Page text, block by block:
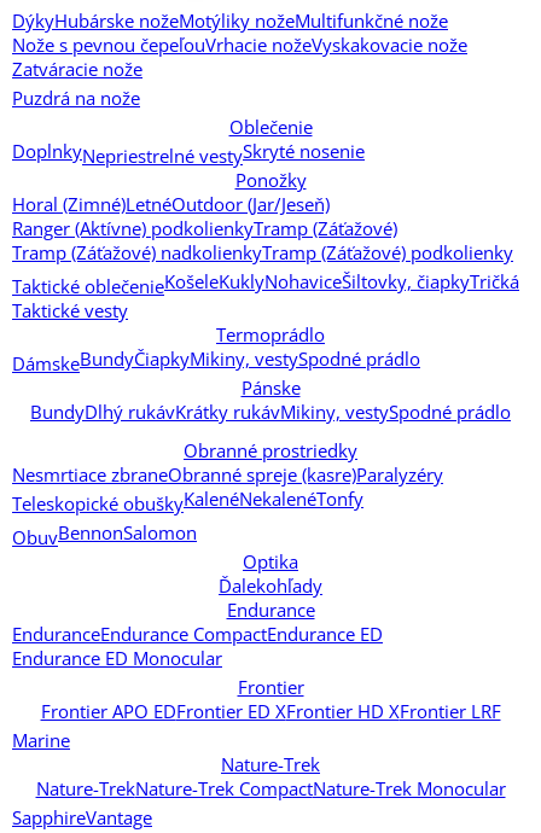
DýkyHubárske nožeMotýliky nožeMultifunkčné nože
Nože s pevnou čepeľouVrhacie nožeVyskakovacie nože
Zatváracie nože
Puzdrá na nože
Oblečenie
DoplnkyNepriestrelné vestySkryté nosenie
Ponožky
Horal (Zimné)LetnéOutdoor (Jar/Jeseň)
Ranger (Aktívne) podkolienkyTramp (Záťažové)
Tramp (Záťažové) nadkolienkyTramp (Záťažové) podkolienky
Taktické oblečenieKošeleKuklyNohaviceŠiltovky, čiapkyTričká
Taktické vesty
Termoprádlo
DámskeBundyČiapkyMikiny, vestySpodné prádlo
Pánske
BundyDlhý rukávKrátky rukávMikiny, vestySpodné prádlo
Obranné prostriedky
Nesmrtiace zbraneObranné spreje (kasre)Paralyzéry
Teleskopické obuškyKalenéNekalenéTonfy
ObuvBennonSalomon
Optika
Ďalekohľady
Endurance
EnduranceEndurance CompactEndurance ED
Endurance ED Monocular
Frontier
Frontier APO EDFrontier ED XFrontier HD XFrontier LRF
Marine
Nature-Trek
Nature-TrekNature-Trek CompactNature-Trek Monocular
SapphireVantage